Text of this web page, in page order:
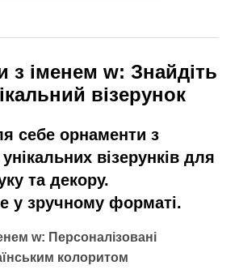
з іменем w: Знайдіть
візерунок
себе орнаменти з
візерунків для
та декору.
у зручному форматі.
w: Персоналізовані
колоритом